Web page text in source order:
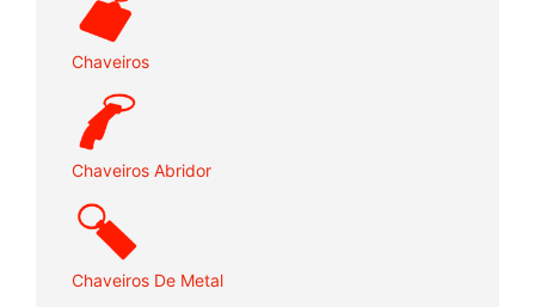
Chaveiros
Chaveiros Abridor
Chaveiros De Metal